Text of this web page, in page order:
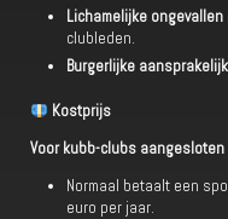
Lichamelijke ongevallen
clubleden.
Burgerlijke
Kostprijs
Voor kubb-clubs aangesloten
Normaal betaalt een
euro per jaar.